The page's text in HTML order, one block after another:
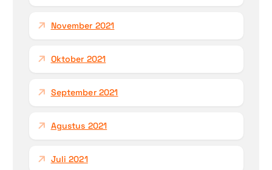
November 2021
Oktober 2021
September 2021
Agustus 2021
Juli 2021